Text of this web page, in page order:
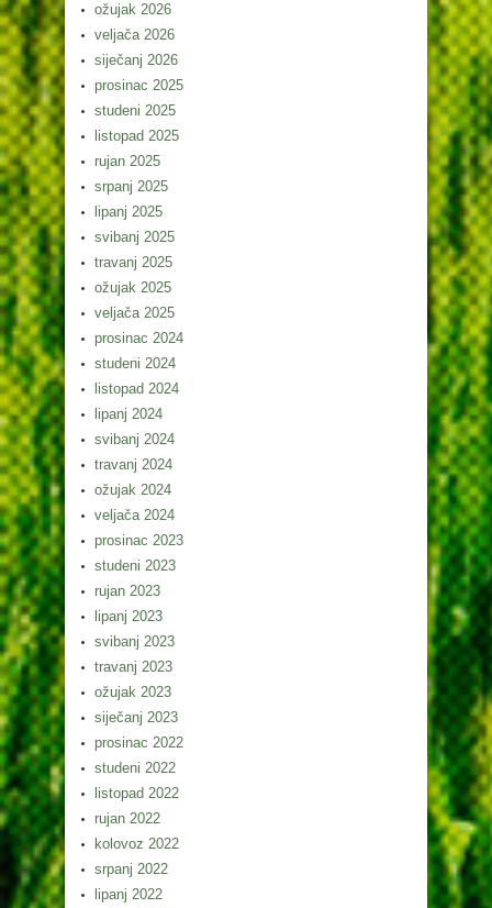
ožujak 2026
veljača 2026
siječanj 2026
prosinac 2025
studeni 2025
listopad 2025
rujan 2025
srpanj 2025
lipanj 2025
svibanj 2025
travanj 2025
ožujak 2025
veljača 2025
prosinac 2024
studeni 2024
listopad 2024
lipanj 2024
svibanj 2024
travanj 2024
ožujak 2024
veljača 2024
prosinac 2023
studeni 2023
rujan 2023
lipanj 2023
svibanj 2023
travanj 2023
ožujak 2023
siječanj 2023
prosinac 2022
studeni 2022
listopad 2022
rujan 2022
kolovoz 2022
srpanj 2022
lipanj 2022